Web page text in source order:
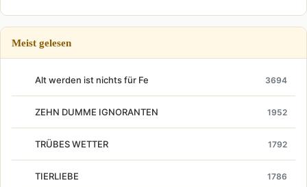
Meist gelesen
Alt werden ist nichts für Fe 3694
ZEHN DUMME IGNORANTEN 1952
TRÜBES WETTER 1792
TIERLIEBE 1786